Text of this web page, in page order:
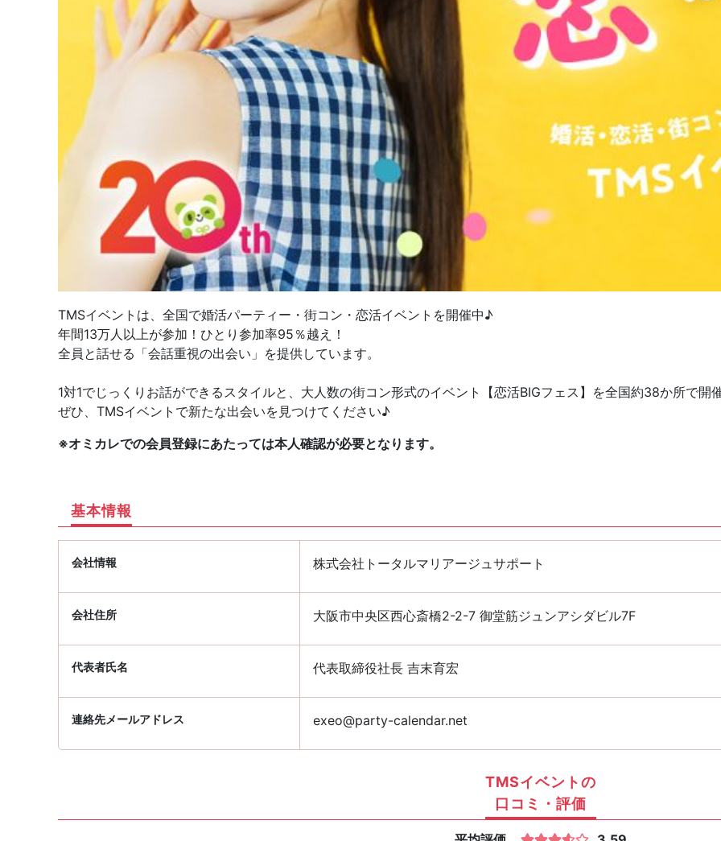
TMSイベントは、全国で婚活パーティー・街コン・恋活イベントを開催中♪
年間13万人以上が参加！ひとり参加率95％越え！
全員と話せる「会話重視の出会い」を提供しています。
1対1でじっくりお話ができるスタイルと、大人数の街コン形式のイベント【恋活BIGフェス】を全国約38か所で開
ぜひ、TMSイベントで新たな出会いを見つけてください♪
※オミカレでの会員登録にあたっては本人確認が必要となります。
基本情報
会社情報 株式会社トータルマリアージュサポート
会社住所 大阪市中央区西心斎橋2-2-7 御堂筋ジュンアシダビル7F
代表者氏名 代表取締役社長 吉末育宏
連絡先メールアドレス exeo@party-calendar.net
TMSイベントの
口コミ・評価